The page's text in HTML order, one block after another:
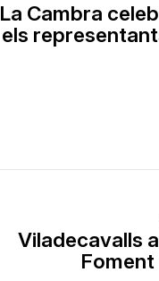
La Cambra
els
Viladecavalls
Foment